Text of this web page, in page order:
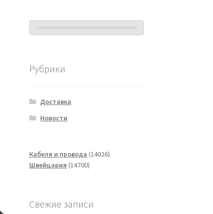
Рубрики
Доставка
Новости
Кабеля и провода 1402614026
Швейцария 1470014700
Свежие записи